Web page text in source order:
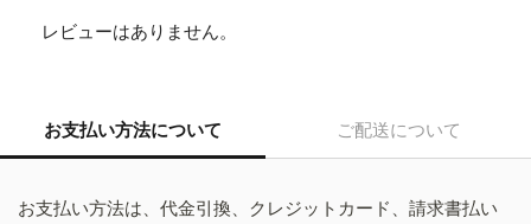
レビューはありません。
お支払い方法について ご配送について
お支払い方法は、代金引換、クレジットカード、請求書払い